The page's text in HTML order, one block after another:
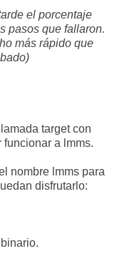
el porcentaje
pasos que fallaron.
más rápido que
target con
a lmms.
nombre lmms para
disfrutarlo: